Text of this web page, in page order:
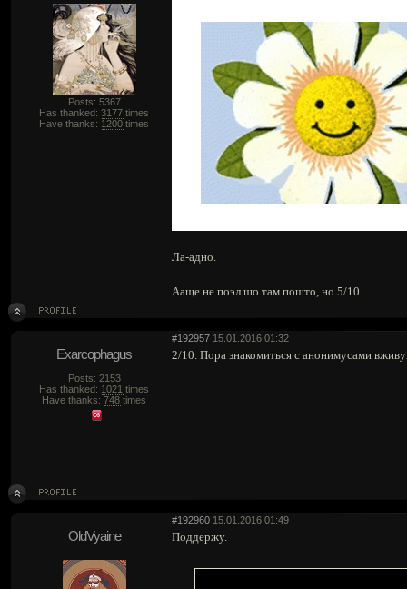
Posts: 5367
Has thanked:3177 times
Have thanks: 1200 times
Ла-адно.
Ааще не поэл шо там пошто, но 5/10.
#192957 15.01.2016 01:32
Exarcophagus
Posts: 2153
Has thanked: 1021 times
Have thanks:748 times
2/10. Пора знакомиться с анонимусами
#192960 15.01.2016 01:49
OldVyaine Поддержу.